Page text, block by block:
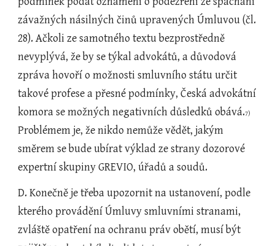
závažných násilných činů upravených Úmluvou (čl.
28). Ačkoli ze samotného textu bezprostředně
nevyplývá, že by se týkal advokátů, a důvodová
zpráva hovoří o možnosti smluvního státu určit
takové profese a přesné podmínky, Česká advokátní
komora se možných negativních důsledků obává.
Problémem je, že nikdo nemůže vědět, jakým
směrem se bude ubírat výklad ze strany dozorové
expertní skupiny GREVIO, úřadů a soudů.
D. Konečně je třeba upozornit na ustanovení, podle
kterého provádění Úmluvy smluvními stranami,
zvláště opatření na ochranu práv obětí, musí být